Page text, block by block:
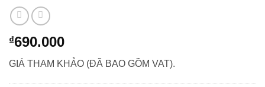
₫690.000
GIÁ THAM KHẢO (ĐÃ BAO GỒM VAT).